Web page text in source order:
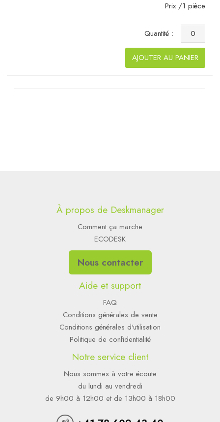
Prix /1 pièce
Quantité :
AJOUTER AU PANIER
À propos de Deskmanager
Comment ça marche
ECODESK
Nous contacter
Aide et support
FAQ
Conditions générales de vente
Conditions générales d'utilisation
Politique de confidentialité
Notre service client
Nous sommes à votre écoute
du lundi au vendredi
de 9h00 à 12h00 et de 13h00 à 18h00